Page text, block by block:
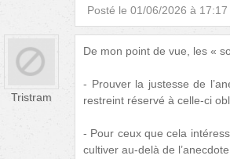
Posté le 01/06/2026 à 17:17
Tristram
De mon point de vue, les «
- Prouver la justesse de
restreint réservé à celle-ci
- Pour ceux que cela
cultiver au-delà de l’anecdote.